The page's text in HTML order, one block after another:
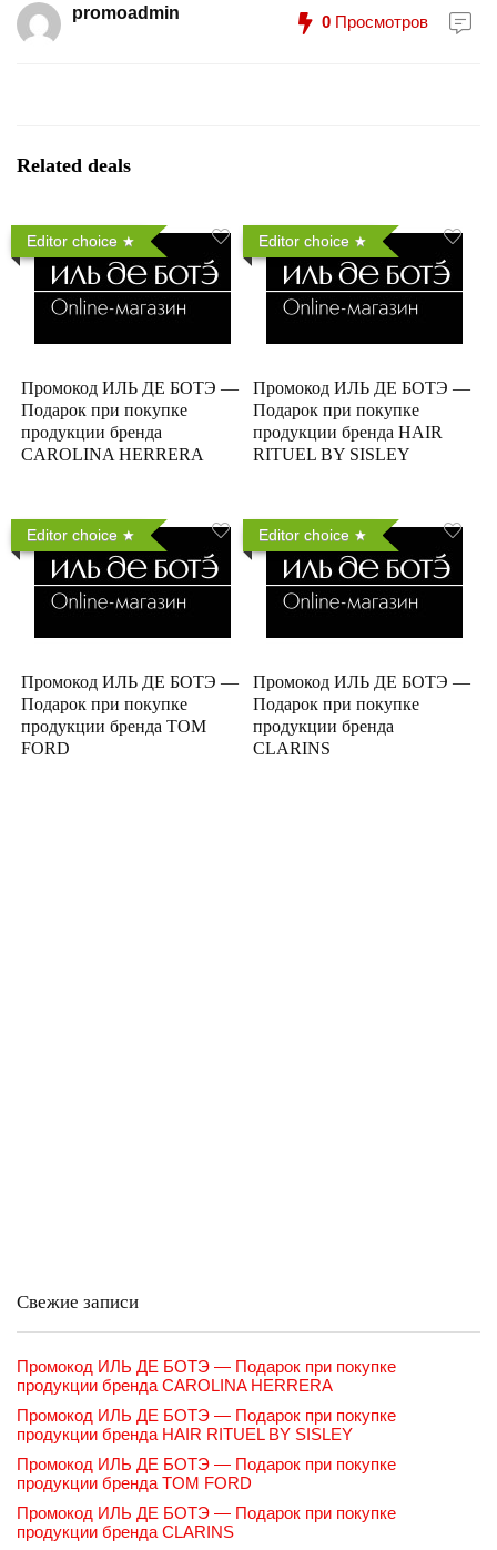
promoadmin 0 Просмотров
Related deals
Editor choice
Промокод ИЛЬ ДЕ БОТЭ —
Подарок при покупке
продукции бренда
CAROLINA HERRERA
Editor choice
Промокод ИЛЬ ДЕ БОТЭ —
Подарок при покупке
продукции бренда HAIR
RITUEL BY SISLEY
Editor choice
Промокод ИЛЬ ДЕ БОТЭ —
Подарок при покупке
продукции бренда TOM
FORD
Editor choice
Промокод ИЛЬ ДЕ БОТЭ —
Подарок при покупке
продукции бренда
CLARINS
Свежие записи
Промокод ИЛЬ ДЕ БОТЭ — Подарок при покупке
продукции бренда CAROLINA HERRERA
Промокод ИЛЬ ДЕ БОТЭ — Подарок при покупке
продукции бренда HAIR RITUEL BY SISLEY
Промокод ИЛЬ ДЕ БОТЭ — Подарок при покупке
продукции бренда TOM FORD
Промокод ИЛЬ ДЕ БОТЭ — Подарок при покупке
продукции бренда CLARINS